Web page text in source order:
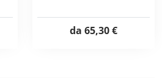
da 65,30 €